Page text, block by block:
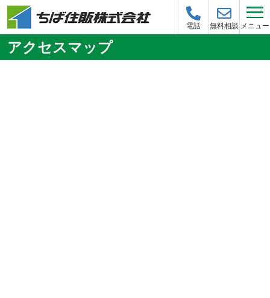
電話 無料相談 メニュー
アクセスマップ